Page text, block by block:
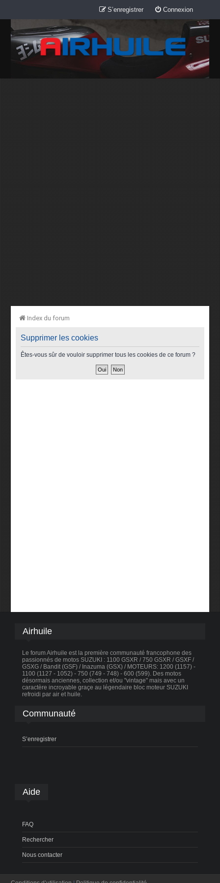
Connexion
S’enregistrer
Index du forum
Supprimer les cookies
Êtes-vous sûr de vouloir supprimer tous les cookies de ce forum ?
Airhuile
Le forum Airhuile est la première communauté francophone des
passionnés de motos SUZUKI : 1100 GSXR / 750 GSXR / GSXF /
GSXG / Bandit (GSF) / Inazuma (GSX) / MOTEURS: 1200 (1157) -
1100 (1127 - 1052) - 750 (749 - 748) - 600 (599). Des motos
désormais anciennes, collection et/ou "vintage" mais avec un
caractère incroyable graçe au légendaire bloc moteur SUZUKI
refroidi par air et huile.
Communauté
S’enregistrer
Aide
FAQ
Rechercher
Nous contacter